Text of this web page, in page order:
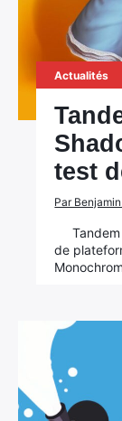
Actualités
test
Par
de